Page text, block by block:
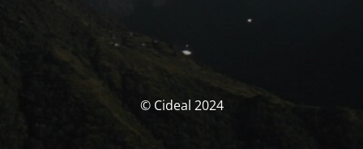
© Cideal 2024